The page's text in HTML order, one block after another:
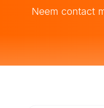
Neem contact